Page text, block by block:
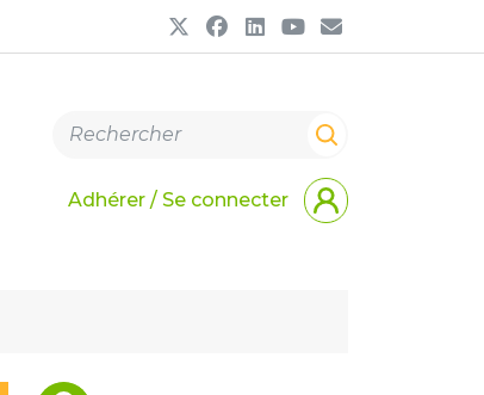
Adhérer / Se connecter